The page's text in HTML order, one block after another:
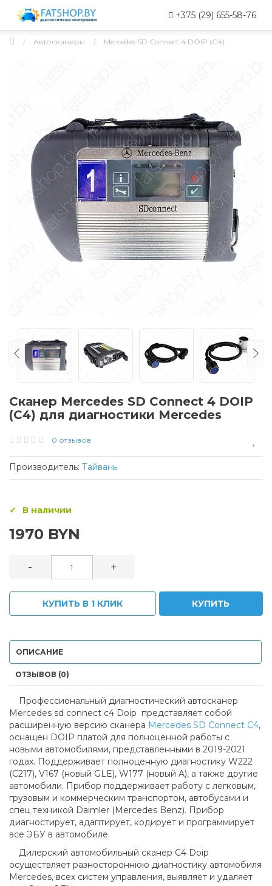
+375 (29) 655-58-76
Автосканеры Mercedes SD Connect 4 DOIP (C4)
Сканер Меrcedes SD Сonnеct 4 DOIP
(C4) для диагностики Mercedes
0 отзывов
Производитель: Тайвань
В наличии
1970 BYN
- +
КУПИТЬ В 1 КЛИК КУПИТЬ
ОПИСАНИЕ
ОТЗЫВОВ (0)
Профессиональный диагностический автосканер
Mercedes sd connect c4 Doip представляет собой
расширенную версию сканера Mercedes SD Connect C4,
оснащен DOIP платой для полноценной работы с
новыми автомобилями, представленными в 2019-2021
годах. Поддерживает полноценную диагностику W222
(C217), V167 (новый GLE), W177 (новый A), а также другие
автомобили. Прибор поддерживает работу с легковым,
грузовым и коммерческим транспортом, автобусами и
спец техникой Daimler (Mercedes Benz). Прибор
диагностирует, адаптирует, кодирует и программирует
все ЭБУ в автомобиле.
Дилерский автомобильный сканер C4 Doip
осуществляет разностороннюю диагностику автомобиля
Mercedes, всех систем управления, выявляет и удаляет